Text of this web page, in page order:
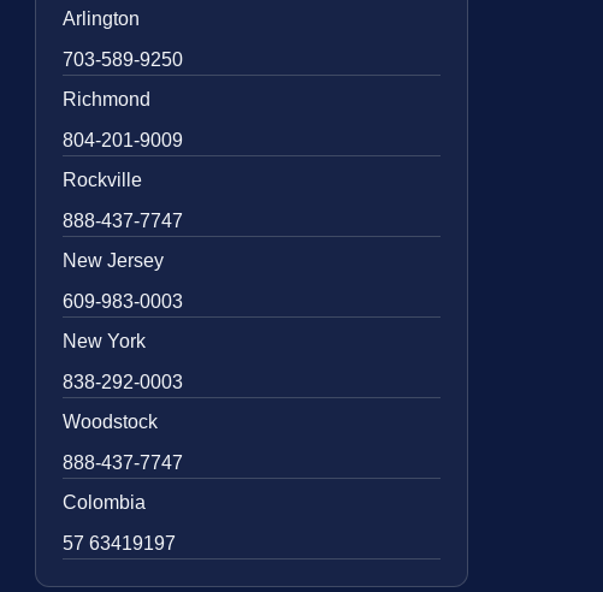
Arlington
703-589-9250
Richmond
804-201-9009
Rockville
888-437-7747
New Jersey
609-983-0003
New York
838-292-0003
Woodstock
888-437-7747
Colombia
57 63419197